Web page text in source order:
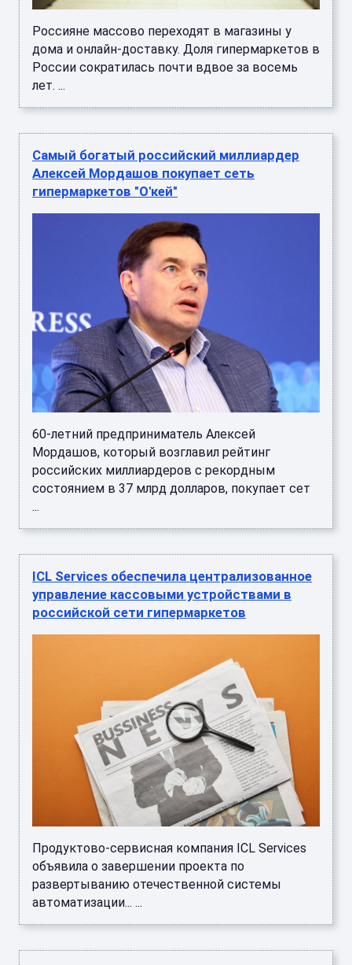
Россияне массово переходят в магазины у
дома и онлайн-доставку. Доля гипермаркетов в
России сократилась почти вдвое за восемь
лет. ...
Самый богатый российский миллиардер
Алексей Мордашов покупает сеть
гипермаркетов "О'кей"
60-летний предприниматель Алексей
Мордашов, который возглавил рейтинг
российских миллиардеров с рекордным
состоянием в 37 млрд долларов, покупает сет
...
ICL Services обеспечила централизованное
управление кассовыми устройствами в
российской сети гипермаркетов
Продуктово-сервисная компания ICL Services
объявила о завершении проекта по
развертыванию отечественной системы
автоматизации... ...
Новая цель ВСУ? Впервые атакован склад